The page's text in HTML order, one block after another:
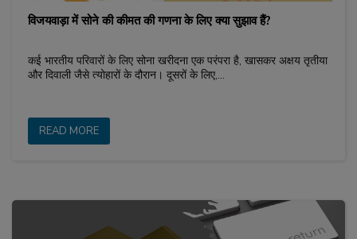
विजयवाड़ा में सोने की कीमत की गणना के लिए क्या सुझाव हैं?
कई भारतीय परिवारों के लिए सोना खरीदना एक परंपरा है, खासकर अक्षय तृतीया
और दिवाली जैसे त्योहारों के दौरान। दूसरों के लिए,…
READ MORE